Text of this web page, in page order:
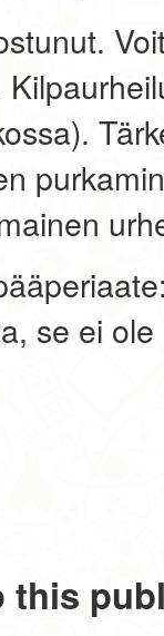
se ei
this